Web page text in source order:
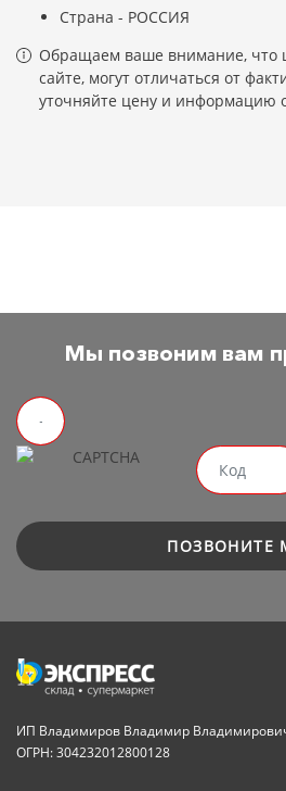
Страна - РОССИЯ
Обращаем ваше внимание, что
сайте, могут отличаться от
уточняйте цену и информацию
Мы позвоним вам
ПОЗВОНИТЕ
ИП Владимиров Владимир
ОГРН: 304232012800128